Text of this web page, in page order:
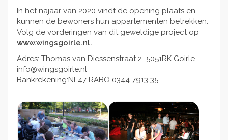
In het najaar van 2020 vindt de opening plaats en
kunnen de bewoners hun appartementen betrekken.
Volg de vorderingen van dit geweldige project op
www.wingsgoirle.nl.
Adres: Thomas van Diessenstraat 2 5051RK Goirle
info@wingsgoirle.nl
Bankrekening:NL47 RABO 0344 7913 35